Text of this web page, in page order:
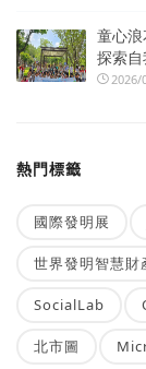
童心
探索
2026/
熱門標籤
國際發明展
世界發明智慧財
SocialLab
北市圖